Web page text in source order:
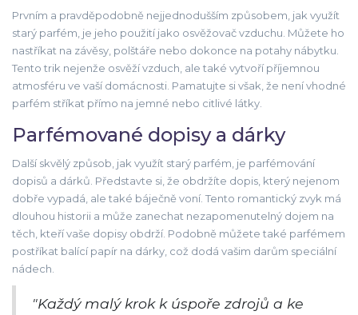
Prvním a pravděpodobně nejjednodušším způsobem, jak využít
starý parfém, je jeho použití jako osvěžovač vzduchu. Můžete ho
nastříkat na závěsy, polštáře nebo dokonce na potahy nábytku.
Tento trik nejenže osvěží vzduch, ale také vytvoří příjemnou
atmosféru ve vaší domácnosti. Pamatujte si však, že není vhodné
parfém stříkat přímo na jemné nebo citlivé látky.
Parfémované dopisy a dárky
Další skvělý způsob, jak využít starý parfém, je parfémování
dopisů a dárků. Představte si, že obdržíte dopis, který nejenom
dobře vypadá, ale také báječně voní. Tento romantický zvyk má
dlouhou historii a může zanechat nezapomenutelný dojem na
těch, kteří vaše dopisy obdrží. Podobně můžete také parfémem
postříkat balící papír na dárky, což dodá vašim darům speciální
nádech.
"Každý malý krok k úspoře zdrojů a ke